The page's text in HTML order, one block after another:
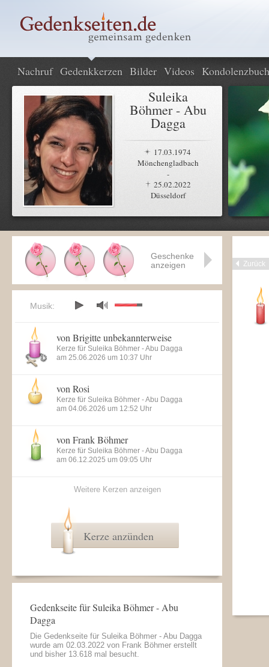
Nachruf Gedenkkerzen Bilder Videos Kondolenzbuch
Suleika
Böhmer - Abu
Dagga
17.03.1974
Mönchengladbach
-
25.02.2022
Düsseldorf
Zurück
Geschenke
anzeigen
Musik:
von Brigitte unbekannterweise
Kerze für Suleika Böhmer - Abu Dagga
am 25.06.2026 um 10:37 Uhr
von Rosi
Kerze für Suleika Böhmer - Abu Dagga
am 04.06.2026 um 12:52 Uhr
von Frank Böhmer
Kerze für Suleika Böhmer - Abu Dagga
am 06.12.2025 um 09:05 Uhr
Weitere Kerzen anzeigen
Kerze anzünden
Gedenkseite für Suleika Böhmer - Abu
Dagga
Die Gedenkseite für Suleika Böhmer - Abu Dagga
wurde am 02.03.2022 von Frank Böhmer erstellt
und bisher 13.618 mal besucht.